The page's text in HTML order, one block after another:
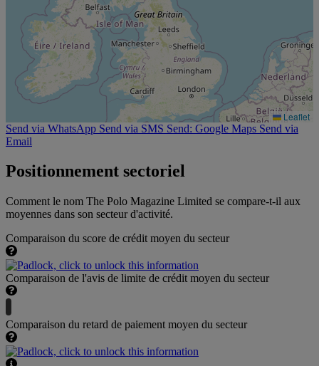
Leaflet
Send via WhatsApp Send via SMS Send: Google Maps Send via
Email
Positionnement sectoriel
Comment le nom The Polo Magazine Limited se compare-t-il aux
moyennes dans son secteur d'activité.
Comparaison du score de crédit moyen du secteur
Comparaison de l'avis de limite de crédit moyen du secteur
Comparaison du retard de paiement moyen du secteur